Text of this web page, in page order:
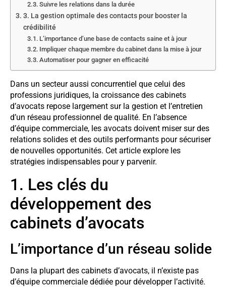
Suivre les relations dans la durée
3. La gestion optimale des contacts pour booster la
crédibilité
L’importance d’une base de contacts saine et à jour
Impliquer chaque membre du cabinet dans la mise à jour
Automatiser pour gagner en efficacité
Dans un secteur aussi concurrentiel que celui des
professions juridiques, la croissance des cabinets
d’avocats repose largement sur la gestion et l’entretien
d’un réseau professionnel de qualité. En l’absence
d’équipe commerciale, les avocats doivent miser sur des
relations solides et des outils performants pour sécuriser
de nouvelles opportunités. Cet article explore les
stratégies indispensables pour y parvenir.
1. Les clés du
développement des
cabinets d’avocats
L’importance d’un réseau solide
Dans la plupart des cabinets d’avocats, il n’existe pas
d’équipe commerciale dédiée pour développer l’activité.